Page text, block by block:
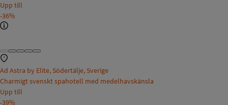
Upp till
-36%
Ad Astra by Elite, Södertälje, Sverige
Charmigt svenskt spahotell med medelhavskänsla
Upp till
-39%